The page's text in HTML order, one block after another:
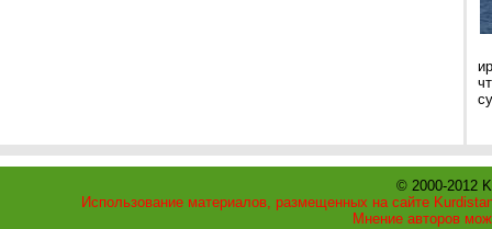
© 2000-2012
Использование материалов, размещенных на сайте
Мнение авторов